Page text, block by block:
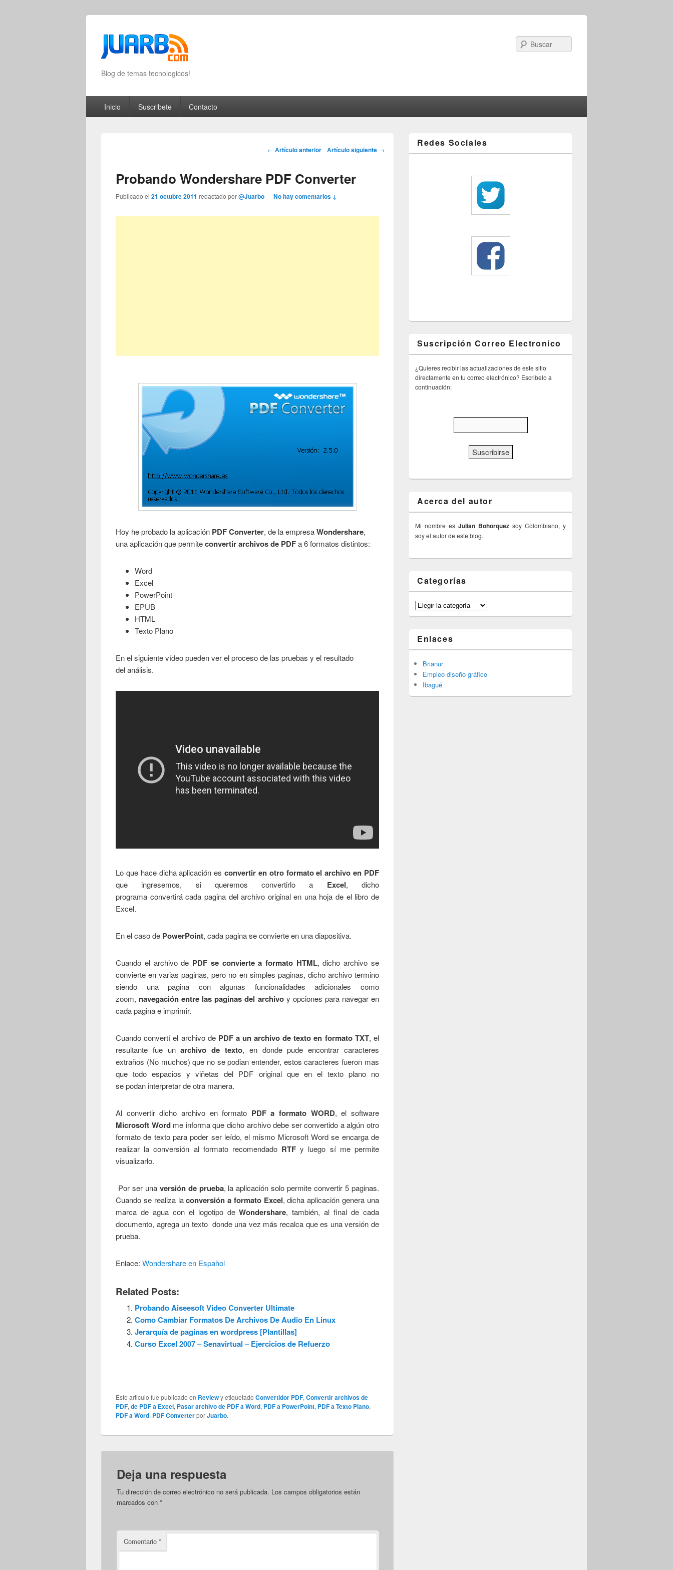
Blog de temas tecnologicos!
Primary menu
Skip to primary content
Skip to secondary content
Inicio Suscribete Contacto
Post navigation
← Artículo anterior Artículo siguiente →
Probando Wondershare PDF Converter
Publicado el21 octubre 2011 redactado por@Juarbo—No hay comentarios ↓
Hoy he probado la aplicación PDF Converter, de la empresaWondershare,
una aplicación que permiteconvertir archivos de PDFa 6 formatos distintos:
Word
Excel
PowerPoint
EPUB
HTML
Texto Plano
En el siguiente vídeo pueden ver el proceso de las pruebas y el resultado
del análisis.
Lo que hace dicha aplicación esconvertir en otro formato el archivo en PDF
que ingresemos, si queremos convertirlo a Excel, dicho
programa convertirá cada pagina del archivo original en una hoja de el libro de
Excel.
En el caso de PowerPoint, cada pagina se convierte en una diapositiva.
Cuando el archivo de PDF se convierte a formato HTML, dicho archivo se
convierte en varias paginas, pero no en simples paginas, dicho archivo termino
siendo una pagina con algunas funcionalidades adicionales como
zoom, navegación entre las paginas del archivoy opciones para navegar en
cada pagina e imprimir.
Cuando convertí el archivo dePDF a un archivo de texto en formato TXT, el
resultante fue unarchivo de texto, en donde pude encontrar caracteres
extraños (No muchos) que no se podian entender, estos caracteres fueron mas
que todo espacios y viñetas del PDF original que en el texto plano no
se podan interpretar de otra manera.
Al convertir dicho archivo en formato PDF a formato WORD, el software
Microsoft Wordme informa que dicho archivo debe ser convertido a algún otro
formato de texto para poder ser leído, el mismo Microsoft Word se encarga de
realizar la conversión al formato recomendado RTF y luego sí me permite
visualizarlo.
Por ser una versión de prueba, la aplicación solo permite convertir 5 paginas.
Cuando se realiza laconversión a formato Excel, dicha aplicación genera una
marca de agua con el logotipo deWondershare, también, al final de cada
documento, agrega un texto donde una vez más recalca que es una versión de
prueba.
Enlace:Wondershare en Español
Related Posts:
Probando Aiseesoft Video Converter Ultimate
Como Cambiar Formatos De Archivos De Audio En Linux
Jerarquía de paginas en wordpress [Plantillas]
Curso Excel 2007 – Senavirtual – Ejercicios de Refuerzo
Este articulo fue publicado en Reviewy etiquetadoConvertidor PDF,Convertir archivos de
PDF,de PDF a Excel, Pasar archivo de PDF a Word, PDF a PowerPoint, PDF a Texto Plano,
PDF a Word, PDF ConverterporJuarbo.
Deja una respuesta
Tu dirección de correo electrónico no será publicada. Los campos obligatorios están
marcados con *
Comentario *
Redes Sociales
Suscripción Correo Electronico
¿Quieres recibir las actualizaciones de este sitio
directamente en tu correo electrónico? Escribelo a
continuación:
Acerca del autor
Mi nombre es Julian Bohorquez soy Colombiano, y
soy el autor de este blog.
Categorías
Categorías
Enlaces
Brianur
Empleo diseño gráfico
Ibagué